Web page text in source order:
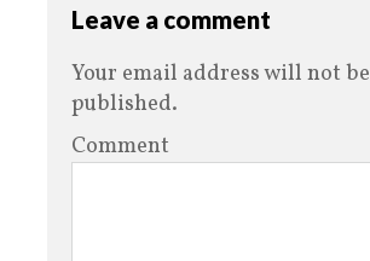
Leave a comment
Your email address will not be
published.
Comment